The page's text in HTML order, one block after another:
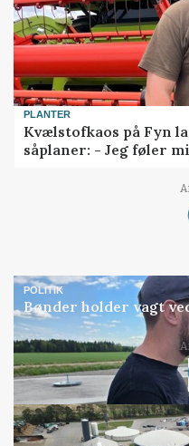
PLANTER
Kvælstofkaos på Fyn
såplaner: - Jeg føler
POLITIK
Bønder holder vagt